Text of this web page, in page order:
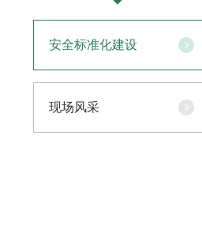
安全标准化建设
现场风采